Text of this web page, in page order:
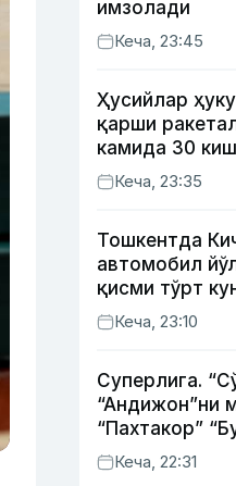
имзолади
Кеча, 23:45
Ҳусийлар
қарши
камида 30
Кеча, 23:35
Тошкентда
автомобил
қисми тўрт
(харита)
Кеча, 23:10
Суперлига.
“Андижон”ни
“Пахтакор”
жанговар
Кеча, 22:31